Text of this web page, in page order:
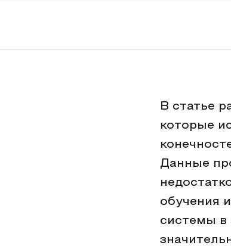
В статье
которые
Данные
обучения
системы в